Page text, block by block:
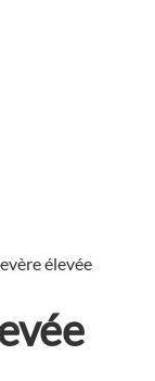
élevée